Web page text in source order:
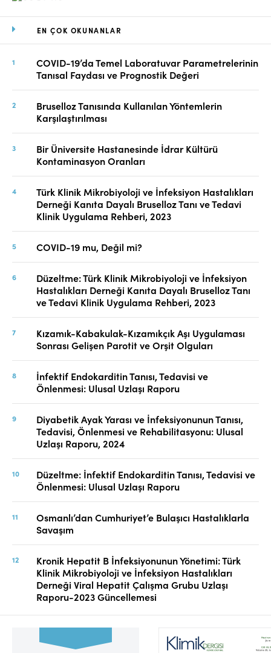
EN ÇOK OKUNANLAR
COVID-19’da Temel Laboratuvar Parametrelerinin
Tanısal Faydası ve Prognostik Değeri
Bruselloz Tanısında Kullanılan Yöntemlerin
Karşılaştırılması
Bir Üniversite Hastanesinde İdrar Kültürü
Kontaminasyon Oranları
Türk Klinik Mikrobiyoloji ve İnfeksiyon Hastalıkları
Derneği Kanıta Dayalı Bruselloz Tanı ve Tedavi
Klinik Uygulama Rehberi, 2023
COVID-19 mu, Değil mi?
Düzeltme: Türk Klinik Mikrobiyoloji ve İnfeksiyon
Hastalıkları Derneği Kanıta Dayalı Bruselloz Tanı
ve Tedavi Klinik Uygulama Rehberi, 2023
Kızamık-Kabakulak-Kızamıkçık Aşı Uygulaması
Sonrası Gelişen Parotit ve Orşit Olguları
İnfektif Endokarditin Tanısı, Tedavisi ve
Önlenmesi: Ulusal Uzlaşı Raporu
Diyabetik Ayak Yarası ve İnfeksiyonunun Tanısı,
Tedavisi, Önlenmesi ve Rehabilitasyonu: Ulusal
Uzlaşı Raporu, 2024
Düzeltme: İnfektif Endokarditin Tanısı, Tedavisi ve
Önlenmesi: Ulusal Uzlaşı Raporu
Osmanlı’dan Cumhuriyet’e Bulaşıcı Hastalıklarla
Savaşım
Kronik Hepatit B İnfeksiyonunun Yönetimi: Türk
Klinik Mikrobiyoloji ve İnfeksiyon Hastalıkları
Derneği Viral Hepatit Çalışma Grubu Uzlaşı
Raporu-2023 Güncellemesi